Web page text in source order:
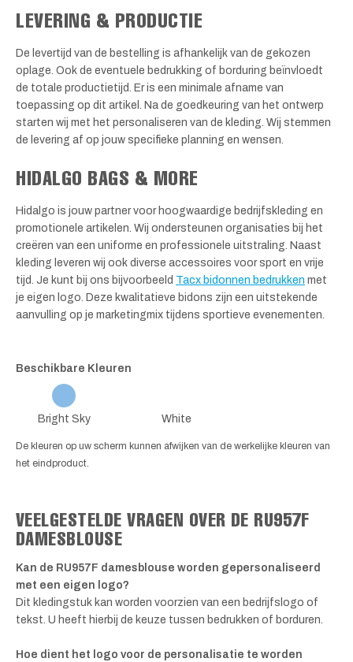
LEVERING & PRODUCTIE
De levertijd van de bestelling is afhankelijk van de gekozen
oplage. Ook de eventuele bedrukking of borduring beïnvloedt
de totale productietijd. Er is een minimale afname van
toepassing op dit artikel. Na de goedkeuring van het ontwerp
starten wij met het personaliseren van de kleding. Wij stemmen
de levering af op jouw specifieke planning en wensen.
HIDALGO BAGS & MORE
Hidalgo is jouw partner voor hoogwaardige bedrijfskleding en
promotionele artikelen. Wij ondersteunen organisaties bij het
creëren van een uniforme en professionele uitstraling. Naast
kleding leveren wij ook diverse accessoires voor sport en vrije
tijd. Je kunt bij ons bijvoorbeeld Tacx bidonnen bedrukken met
je eigen logo. Deze kwalitatieve bidons zijn een uitstekende
aanvulling op je marketingmix tijdens sportieve evenementen.
Beschikbare Kleuren
Bright Sky White
De kleuren op uw scherm kunnen afwijken van de werkelijke kleuren van
het eindproduct.
VEELGESTELDE VRAGEN OVER DE RU957F
DAMESBLOUSE
Kan de RU957F damesblouse worden gepersonaliseerd
met een eigen logo?
Dit kledingstuk kan worden voorzien van een bedrijfslogo of
tekst. U heeft hierbij de keuze tussen bedrukken of borduren.
Hoe dient het logo voor de personalisatie te worden